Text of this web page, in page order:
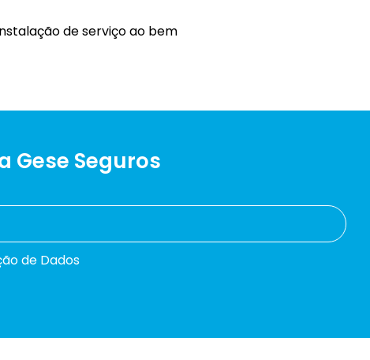
de serviço ao bem
Gese Seguros
de Dados